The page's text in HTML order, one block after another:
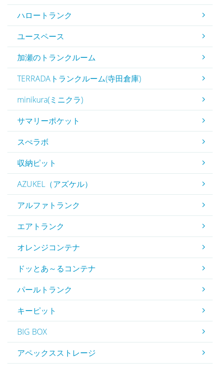
ハロートランク
ユースペース
加瀬のトランクルーム
TERRADAトランクルーム(寺田倉庫)
minikura(ミニクラ)
サマリーポケット
スぺラボ
収納ピット
AZUKEL（アズケル）
アルファトランク
エアトランク
オレンジコンテナ
ドッとあ～るコンテナ
パールトランク
キーピット
BIG BOX
アペックスストレージ